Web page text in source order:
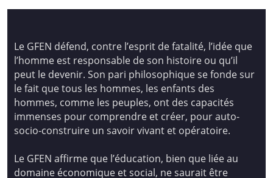
Le GFEN défend, contre l’esprit de fatalité, l’idée que
l’homme est responsable de son histoire ou qu’il
peut le devenir. Son pari philosophique se fonde sur
le fait que tous les hommes, les enfants des
hommes, comme les peuples, ont des capacités
immenses pour comprendre et créer, pour auto-
socio-construire un savoir vivant et opératoire.
Le GFEN affirme que l’éducation, bien que liée au
domaine économique et social, ne saurait être